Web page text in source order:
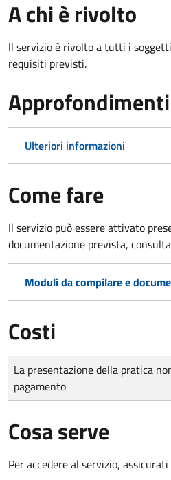
A chi è rivolto
Il servizio è rivolto a tutti i
requisiti previsti.
Approfondimenti
Ulteriori informazioni
Come fare
Il servizio può essere attivato
documentazione prevista,
Moduli da compilare e
Costi
Tipo di pagamento
Importo
La presentazione della pratica
pagamento
Cosa serve
Per accedere al servizio,